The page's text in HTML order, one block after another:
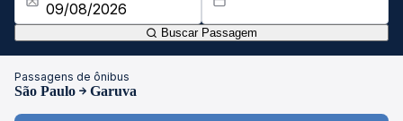
Buscar Passagem
Passagens de ônibus
São Paulo Garuva